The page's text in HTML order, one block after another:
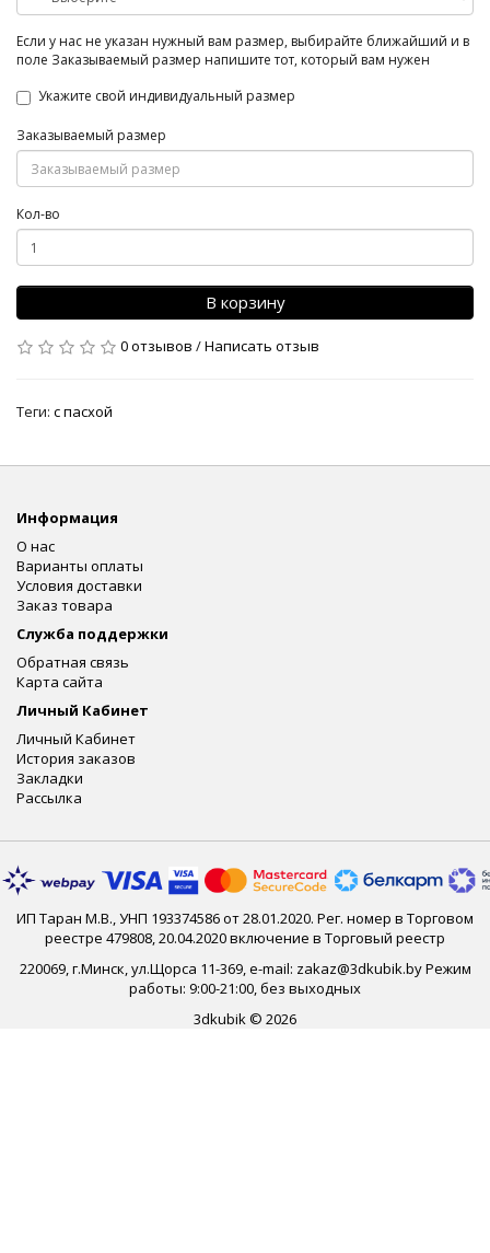
Если у нас не указан нужный вам размер, выбирайте ближайший и в
поле Заказываемый размер напишите тот, который вам нужен
Укажите свой индивидуальный размер
Заказываемый размер
Кол-во
В корзину
0 отзывов /Написать отзыв
Теги: с пасхой
Информация
О нас
Варианты оплаты
Условия доставки
Заказ товара
Служба поддержки
Обратная связь
Карта сайта
Личный Кабинет
Личный Кабинет
История заказов
Закладки
Рассылка
ИП Таран М.В., УНП 193374586 от 28.01.2020. Рег. номер в Торговом
реестре 479808, 20.04.2020 включение в Торговый реестр
220069, г.Минск, ул.Щорса 11-369, e-mail: zakaz@3dkubik.by Режим
работы: 9:00-21:00, без выходных
3dkubik © 2026